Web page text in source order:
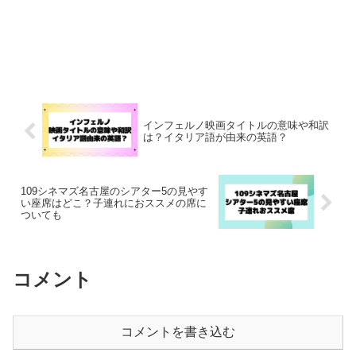
インフェルノ映画タイトルの意味や和訳
は？イタリア語が由来の英語？
109シネマズ名古屋のシアター5の見やす
い座席はどこ？子連れにおススメの席に
ついても
コメント
コメントを書き込む